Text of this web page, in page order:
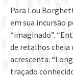
Para Lou
em sua incursão
“imaginado”.
de retalhos cheia
acrescenta:
traçado